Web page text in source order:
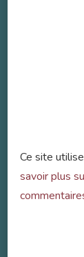
Ce site
savoir plus